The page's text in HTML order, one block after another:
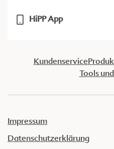
HiPP App
Kundenservice
Tools
Impressum
Datenschutzerklärung